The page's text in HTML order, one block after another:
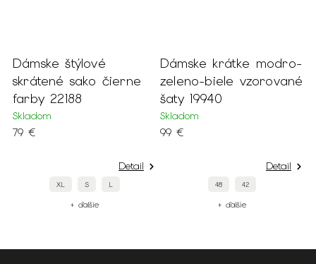
štýlové
sako čierne
L
Dámske krátke modro-
zeleno-biele vzorované
šaty 19940
Dlhé